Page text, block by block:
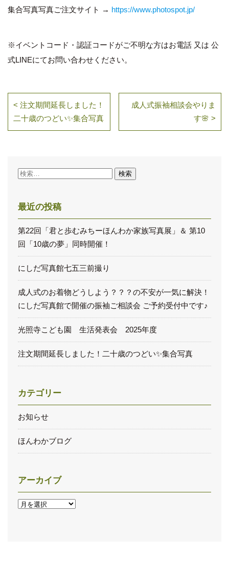
集合写真写真ご注文サイト → https://www.photospot.jp/
※イベントコード・認証コードがご不明な方はお電話 又は 公
式LINEにてお問い合わせください。
< 注文期間延長しました！
二十歳のつどい✨集合写真
成人式振袖相談会やりま
す🌸 >
検
最近の投稿
第22回「君と歩むみちーほんわか家族写真展」＆ 第10
回「10歳の夢」同時開催！
にしだ写真館七五三前撮り
成人式のお着物どうしよう？？？の不安が一気に解決！
にしだ写真館で開催の振袖ご相談会 ご予約受付中です♪
光照寺こども園 生活発表会 2025年度
注文期間延長しました！二十歳のつどい✨集合写真
カテゴリー
お知らせ
ほんわかブログ
アーカイブ
ア